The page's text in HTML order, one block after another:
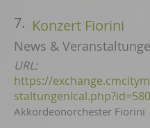
7. Konzert Fiorini
News &
URL:
https://
Akkordeonorchester Fiorini